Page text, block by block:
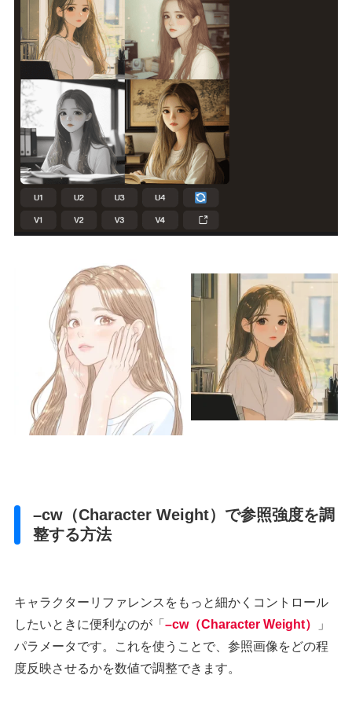
–cw（Character Weight）で参照強度を調
整する方法
キャラクターリファレンスをもっと細かくコントロール
したいときに便利なのが「–cw（Character Weight）
」
パラメータです。これを使うことで、参照画像をどの程
度反映させるかを数値で調整できます。